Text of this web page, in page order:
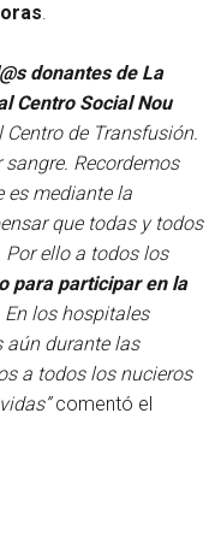
.
donantes de La
Centro Social Nou
de Transfusión.
Recordemos
es mediante la
que todas y todos
ello a todos los
para participar en la
En los hospitales
aún durante las
a todos los nucieros
comentó el